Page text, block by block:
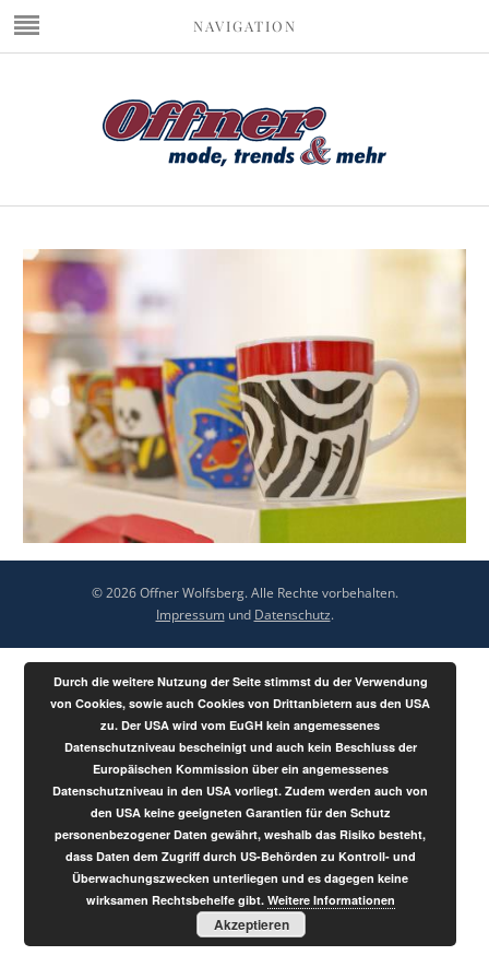
NAVIGATION
© 2026 Offner Wolfsberg. Alle Rechte vorbehalten.
Impressumund Datenschutz.
Durch die weitere Nutzung der Seite stimmst du der Verwendung
von Cookies, sowie auch Cookies von Drittanbietern aus den USA
zu. Der USA wird vom EuGH kein angemessenes
Datenschutzniveau bescheinigt und auch kein Beschluss der
Europäischen Kommission über ein angemessenes
Datenschutzniveau in den USA vorliegt. Zudem werden auch von
den USA keine geeigneten Garantien für den Schutz
personenbezogener Daten gewährt, weshalb das Risiko besteht,
dass Daten dem Zugriff durch US-Behörden zu Kontroll- und
Überwachungszwecken unterliegen und es dagegen keine
wirksamen Rechtsbehelfe gibt. Weitere Informationen
Akzeptieren